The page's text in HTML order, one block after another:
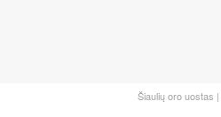
Šiaulių oro uostas